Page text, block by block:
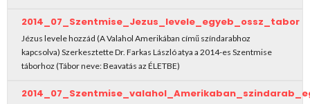
2014_07_Szentmise_Jezus_levele_egyeb_ossz_tabor
Jézus levele hozzád (A Valahol Amerikában című színdarabhoz
kapcsolva) Szerkesztette Dr. Farkas László atya a 2014-es Szentmise
táborhoz (Tábor neve: Beavatás az ÉLETBE)